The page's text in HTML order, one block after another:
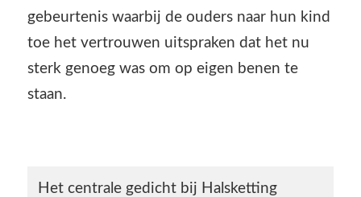
gebeurtenis waarbij de ouders naar hun kind
toe het vertrouwen uitspraken dat het nu
sterk genoeg was om op eigen benen te
staan.
Het centrale gedicht bij Halsketting